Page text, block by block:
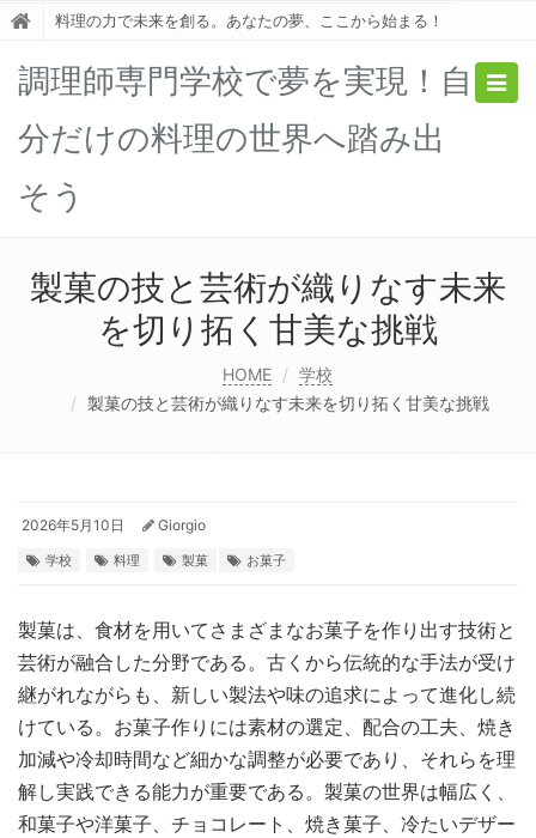
料理の力で未来を創る。あなたの夢、ここから始まる！
調理師専門学校で夢を実現！自
分だけの料理の世界へ踏み出
そう
製菓の技と芸術が織りなす未来
を切り拓く甘美な挑戦
HOME
学校
製菓の技と芸術が織りなす未来を切り拓く甘美な挑戦
2026年5月10日 Giorgio
学校 料理 製菓 お菓子
製菓は、食材を用いてさまざまなお菓子を作り出す技術と
芸術が融合した分野である。 古くから伝統的な手法が受け
継がれながらも、新しい製法や味の追求によって進化し続
けている。お菓子作りには素材の選定、配合の工夫、焼き
加減や冷却時間など細かな調整が必要であり、それらを理
解し実践できる能力が重要である。製菓の世界は幅広く、
和菓子や洋菓子、チョコレート、焼き菓子、冷たいデザー